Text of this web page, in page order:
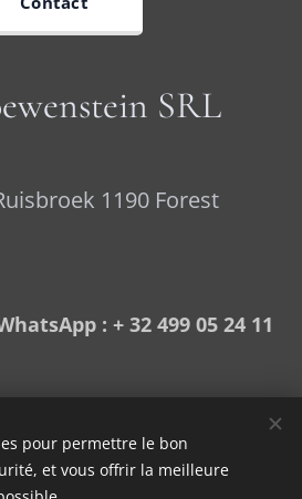
SRL
1190 Forest
: + 32 499 05 24 11
pour permettre le bon
et vous offrir la meilleure